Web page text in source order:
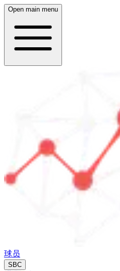
Open main menu
球员
SBC